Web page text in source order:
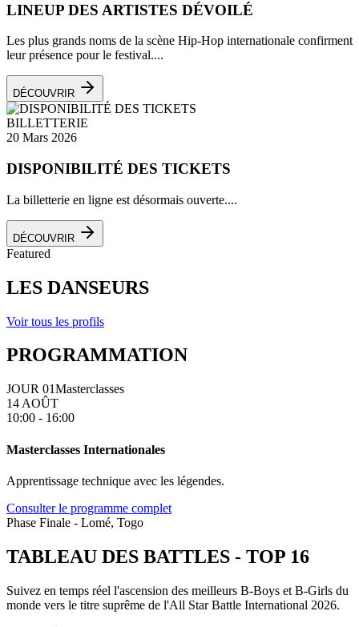
LINEUP DES ARTISTES DÉVOILÉ
Les plus grands noms de la scène Hip-Hop internationale confirment
leur présence pour le festival....
DÉCOUVRIR
BILLETTERIE
20 Mars 2026
DISPONIBILITÉ DES TICKETS
La billetterie en ligne est désormais ouverte....
DÉCOUVRIR
Featured
LES DANSEURS
Voir tous les profils
PROGRAMMATION
JOUR 01Masterclasses
14 AOÛT
10:00 - 16:00
Masterclasses Internationales
Apprentissage technique avec les légendes.
Consulter le programme complet
Phase Finale - Lomé, Togo
TABLEAU DES BATTLES - TOP 16
Suivez en temps réel l'ascension des meilleurs B-Boys et B-Girls du
monde vers le titre suprême de l'All Star Battle International 2026.